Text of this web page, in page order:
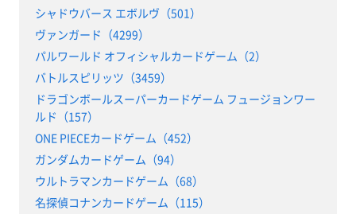
シャドウバース エボルヴ（501）
ヴァンガード（4299）
パルワールド オフィシャルカードゲーム（2）
バトルスピリッツ（3459）
ドラゴンボールスーパーカードゲーム フュージョンワー
ルド（157）
ONE PIECEカードゲーム（452）
ガンダムカードゲーム（94）
ウルトラマンカードゲーム（68）
名探偵コナンカードゲーム（115）